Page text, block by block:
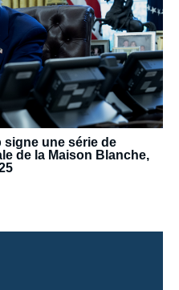
signe une série de
de la Maison Blanche,